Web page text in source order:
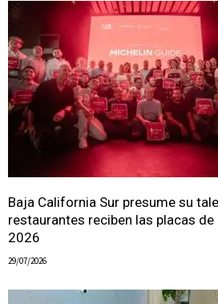
Baja California Sur presume su
restaurantes reciben las placas de
2026
29/07/2026